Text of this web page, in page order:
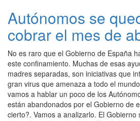
Autónomos se
cobrar el mes de
No es raro que el Gobierno de España
este confinamiento. Muchas de esas
madres separadas, son iniciativas que
gran virus que amenaza a todo el
vamos a hablar un poco de los
están abandonados por el Gobierno de
cierto?. Vamos a analizarlo. El Gobierno